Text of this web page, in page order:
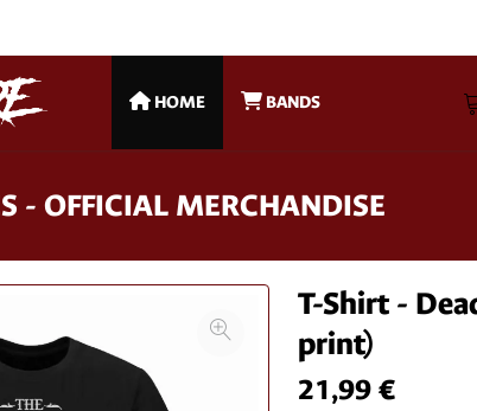
HOME BANDS
- OFFICIAL MERCHANDISE
T-Shirt -
print)
21,99 €